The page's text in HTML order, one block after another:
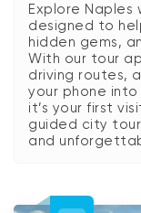
Explore Naples
designed to
hidden gems,
With our tour
driving routes,
your phone
it’s your first
guided city
and